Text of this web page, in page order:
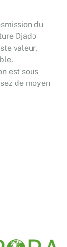
du
Djado
valeur,
est sous
de moyen